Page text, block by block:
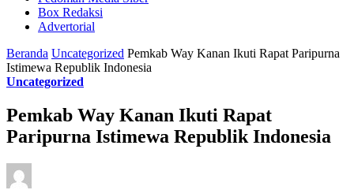
Box Redaksi
Advertorial
Beranda Uncategorized Pemkab Way Kanan Ikuti Rapat Paripurna
Istimewa Republik Indonesia
Uncategorized
Pemkab Way Kanan Ikuti Rapat
Paripurna Istimewa Republik Indonesia